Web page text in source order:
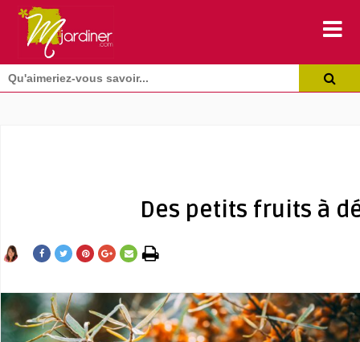
Des petits fruits à